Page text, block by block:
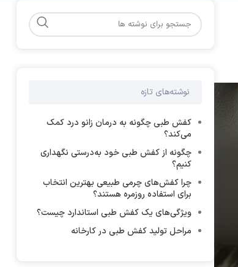
نوشته‌های تازه
کفش طبی چگونه به درمان زانو درد کمک
می‌کند؟
چگونه از کفش طبی خود به‌درستی نگهداری
کنیم؟
چرا کفش‌های چرمی طبیعی بهترین انتخاب
برای استفاده روزمره هستند؟
ویژگی‌های یک کفش طبی استاندارد چیست؟
مراحل تولید کفش طبی در کارخانه